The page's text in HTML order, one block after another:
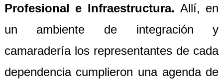
Profesional e Infraestructura. Allí, en
un ambiente de integración y
camaradería los representantes de cada
dependencia cumplieron una agenda de